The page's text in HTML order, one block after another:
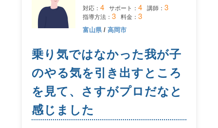
対応： 4 サポート： 4 講師： 3
指導方法： 3 料金： 3
富山県/ 高岡市
乗り気ではなかった我が子
のやる気を引き出すところ
を見て、さすがプロだなと
感じました